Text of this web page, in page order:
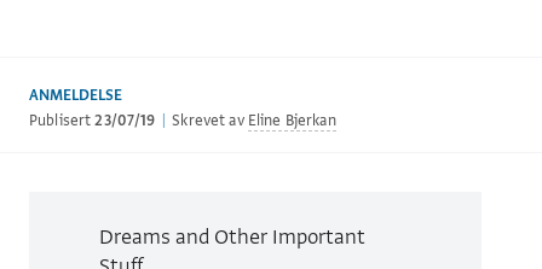
ANMELDELSE
Publisert23/07/19 Skrevet av Eline Bjerkan
Dreams and Other Important